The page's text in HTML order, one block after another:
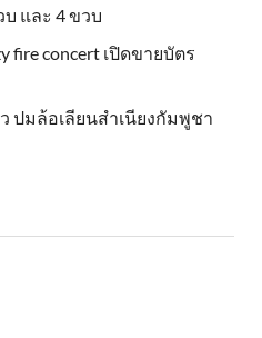
และ 4 ขวบ
concert เปิดขายบัตร
ปมล้อเลียนสำเนียงกัมพูชา